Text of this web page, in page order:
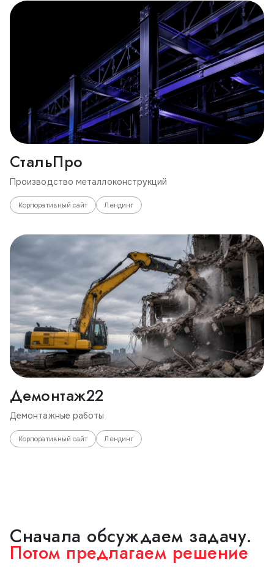
СтальПро
Производство металлоконструкций
Корпоративный сайт Лендинг
Демонтаж22
Демонтажные работы
Корпоративный сайт Лендинг
Сначала обсуждаем задачу.
Потом предлагаем решение